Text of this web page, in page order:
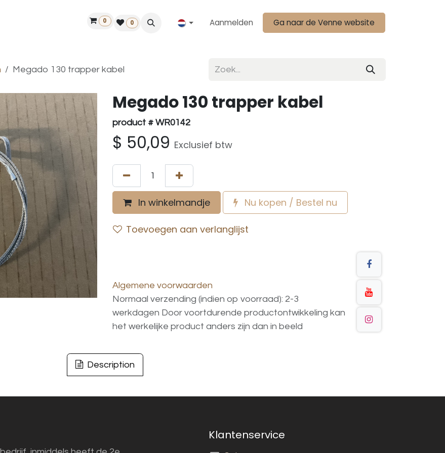
Vind een dealer
0 0 Aanmelden Ga naar de Venne website
Megado 130 trapper kabel
Megado 130 trapper kabel
product # WR0142
$ 50,09 Exclusief btw
In winkelmandje Nu kopen / Bestel nu
Toevoegen aan verlanglijst
Algemene voorwaarden
Normaal verzending (indien op voorraad): 2-3
werkdagen Door voortdurende productontwikkeling kan
het werkelijke product anders zijn dan in beeld
Description
Klantenservice